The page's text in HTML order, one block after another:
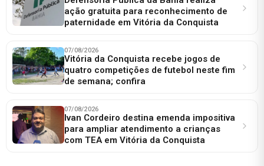
ação gratuita para reconhecimento de
paternidade em Vitória da Conquista
07/08/2026
Vitória da Conquista recebe jogos de
quatro competições de futebol neste fim
de semana; confira
07/08/2026
Ivan Cordeiro destina emenda impositiva
para ampliar atendimento a crianças
com TEA em Vitória da Conquista